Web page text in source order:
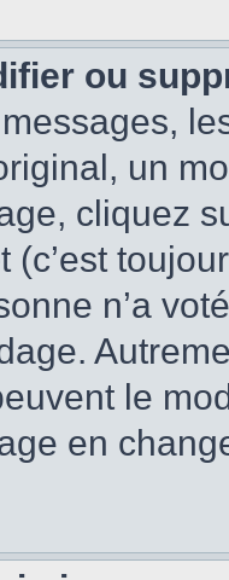
ou
un
cliquez
(c’est
n’a
le
en